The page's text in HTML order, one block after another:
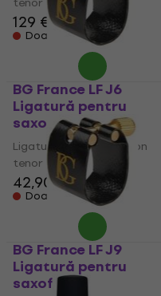
129 €
Doar la comandă
BG France LF J6
Ligatură pentru
saxofon tenor
Ligatură pentru saxofon
tenor
42,90 €
Doar la comandă
BG France LF J9
Ligatură pentru
saxofon tenor